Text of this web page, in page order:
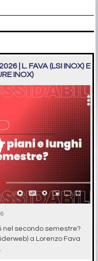
| L. FAVA (LSI INOX) E
INOX)
nel secondo semestre?
a Lorenzo Fava